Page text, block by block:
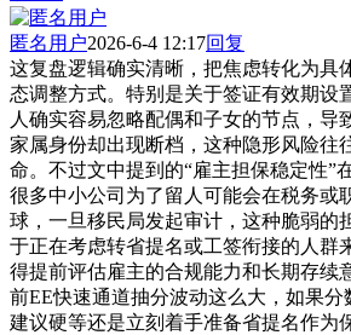
匿名用户2026-6-4 12:17回复
这复盘逻辑确实清晰，把焦虑转化为具
态调整方式。特别是关于签证有效期设
人确实容易忽略配偶和子女的节点，导
家属身份却出现断档，这种隐形风险往
命。不过文中提到的“雇主担保稳定性”
很多中小公司为了留人可能会在税务或
球，一旦移民局发起审计，这种脆弱的
于正在考虑转省提名或工签衔接的人群
得提前评估雇主的合规能力和长期存续
前EE快速通道抽分波动这么大，如果分
建议硬等还是立刻着手准备省提名作为